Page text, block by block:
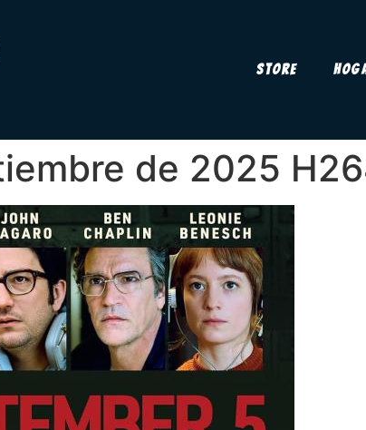
Store
de 2025